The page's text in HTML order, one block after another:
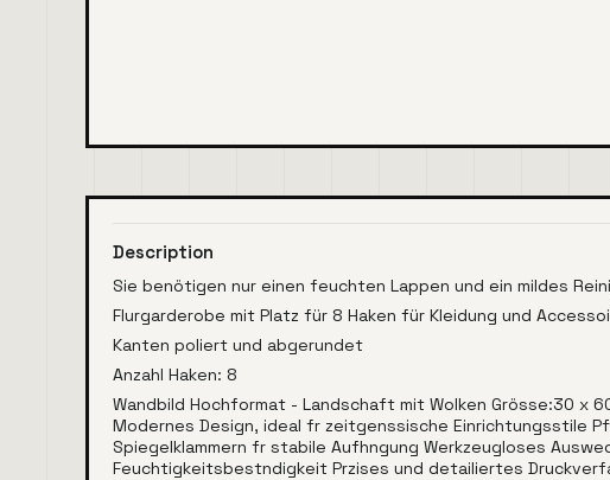
Description
Sie benötigen nur einen feuchten Lappen und ein mildes
Flurgarderobe mit Platz für 8 Haken für Kleidung und
Kanten poliert und abgerundet
Anzahl Haken: 8
Wandbild Hochformat - Landschaft mit Wolken Grösse:30
Modernes Design, ideal fr zeitgenssische Einrichtungsstile
Spiegelklammern fr stabile Aufhngung Werkzeugloses
Feuchtigkeitsbestndigkeit Przises und detailiertes